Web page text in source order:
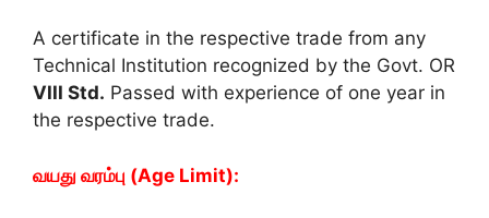
A certificate in the respective trade from any
Technical Institution recognized by the Govt. OR
VIII Std. Passed with experience of one year in
the respective trade.
வயது வரம்பு (Age Limit):